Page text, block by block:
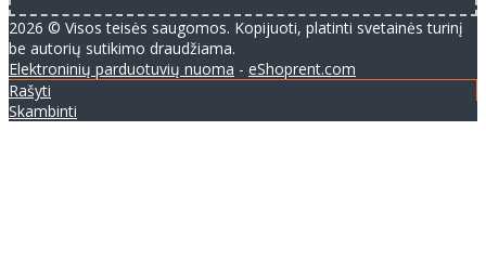
2026 © Visos teisės saugomos. Kopijuoti, platinti svetainės turinį
be autorių sutikimo draudžiama.
Elektroninių parduotuvių nuoma - eShoprent.com
Rašyti
Skambinti